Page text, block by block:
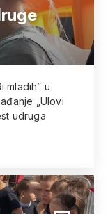
mladih” u
„Ulovi
udruga